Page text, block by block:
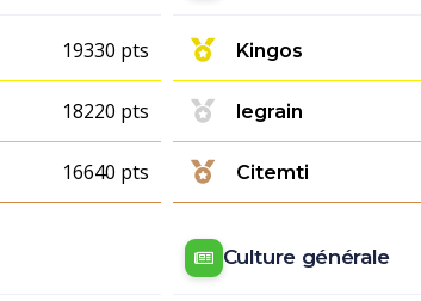
19330 pts
18220 pts
16640 pts
Kingos
legrain
Citemti
Culture générale